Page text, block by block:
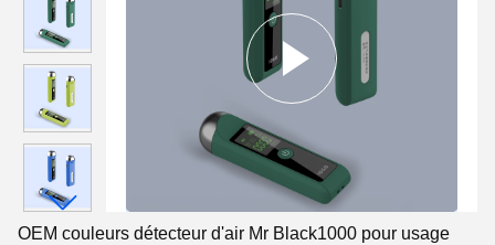
OEM couleurs détecteur d'air Mr Black1000 pour usage